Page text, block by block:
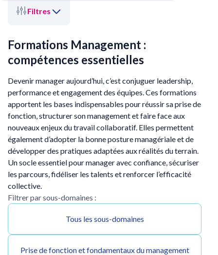
Formations Management :
compétences essentielles
Devenir manager aujourd’hui, c’est conjuguer leadership,
performance et engagement des équipes. Ces formations
apportent les bases indispensables pour réussir sa prise de
fonction, structurer son management et faire face aux
nouveaux enjeux du travail collaboratif. Elles permettent
également d’adopter la bonne posture managériale et de
développer des pratiques adaptées aux réalités du terrain.
Un socle essentiel pour manager avec confiance, sécuriser
les parcours, fidéliser les talents et renforcer l’efficacité
collective.
Filtrer par sous-domaines :
Tous les sous-domaines
Prise de fonction et fondamentaux du management
Filtres